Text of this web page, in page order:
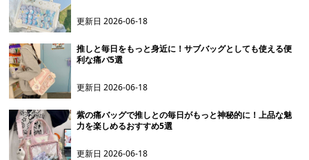
更新日2026-06-18
推しと毎日をもっと身近に！サブバッグとしても使える便
利な痛バ5選
更新日2026-06-18
紫の痛バッグで推しとの毎日がもっと神秘的に！上品な魅
力を楽しめるおすすめ5選
更新日2026-06-18